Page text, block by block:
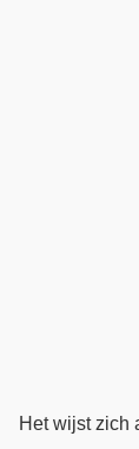
Het wijst zich